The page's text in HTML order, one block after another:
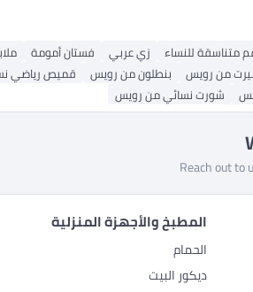
متناسقة للنساء زي عربي فستان أمومة
من رويس بنطلون من رويس قميص رياضي
شورت نسائي من رويس
Reach out to
المطبخ والأجهزة المنزلية
الحمام
ديكور البيت